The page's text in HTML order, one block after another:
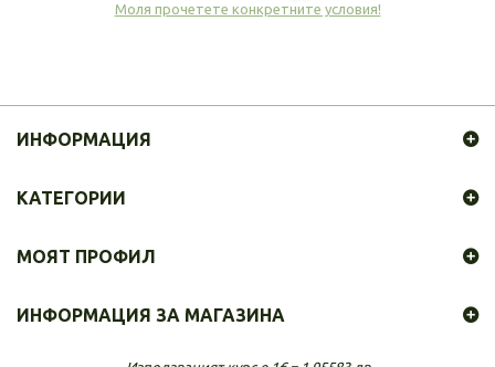
Моля прочетете конкретните условия!
ИНФОРМАЦИЯ
КАТЕГОРИИ
МОЯТ ПРОФИЛ
ИНФОРМАЦИЯ ЗА МАГАЗИНА